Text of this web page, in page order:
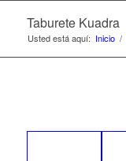
Taburete Kuadra
Usted está aquí: Inicio /